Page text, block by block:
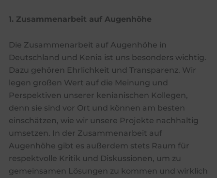
1. Zusammenarbeit auf Augenhöhe
Die Zusammenarbeit auf Augenhöhe in
Deutschland und Kenia ist uns besonders wichtig.
Dazu gehören Ehrlichkeit und Transparenz. Wir
legen großen Wert auf die Meinung und
Perspektiven unserer kenianischen Kollegen,
denn sie sind vor Ort und können am besten
einschätzen, wie wir unsere Projekte nachhaltig
umsetzen. In der Zusammenarbeit auf
Augenhöhe gibt es außerdem stets Raum für
respektvolle Kritik und Diskussionen, um zu
gemeinsamen Lösungen zu kommen und wirklich